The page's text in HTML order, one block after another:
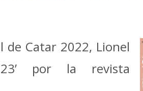
Catar 2022, Lionel
por la revista